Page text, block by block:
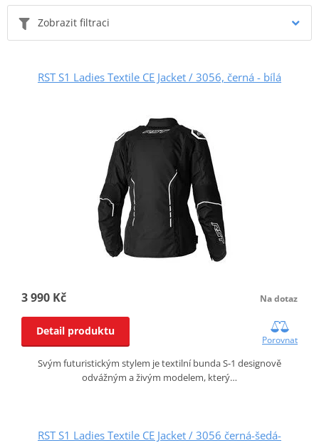
Zobrazit filtraci
RST S1 Ladies Textile CE Jacket / 3056, černá - bílá
3 990 Kč Na dotaz
Detail produktu
Porovnat
Svým futuristickým stylem je textilní bunda S-1 designově
odvážným a živým modelem, který…
RST S1 Ladies Textile CE Jacket / 3056 černá-šedá-